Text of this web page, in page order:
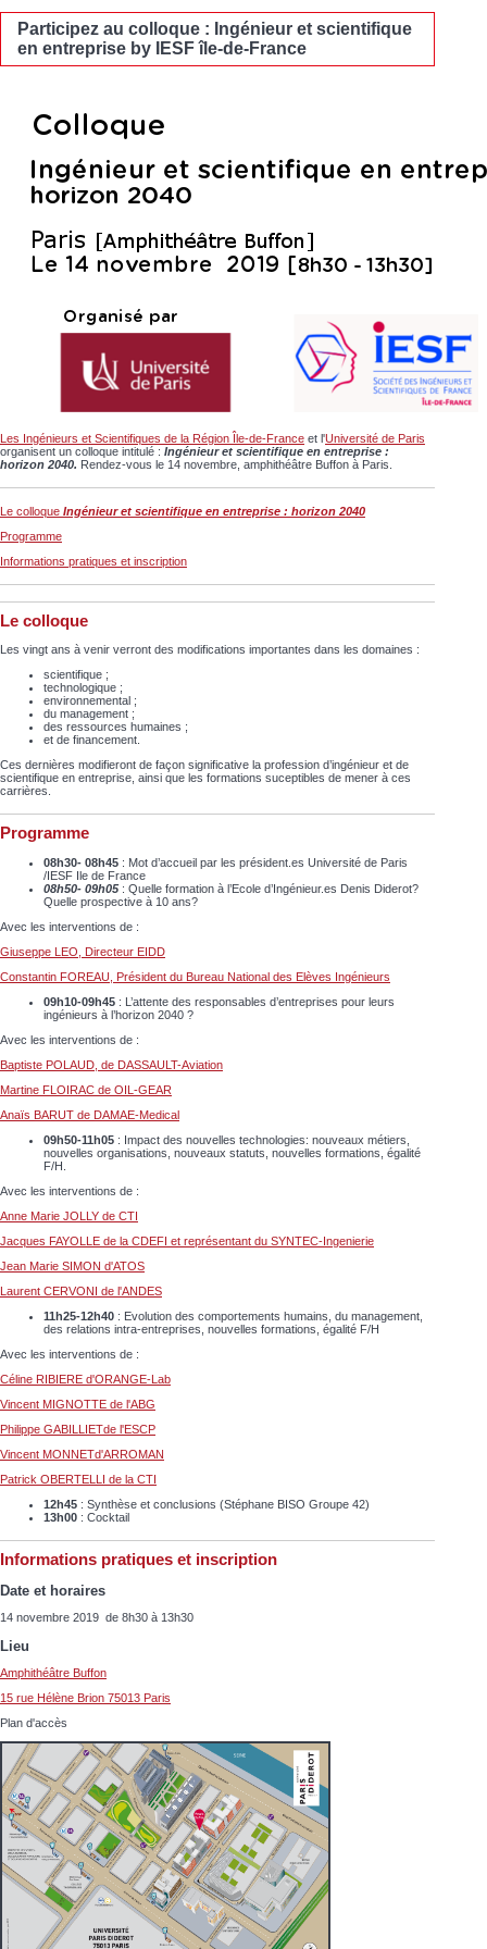
Participez au colloque : Ingénieur et scientifique
en entreprise by IESF île-de-France
Les Ingénieurs et Scientifiques de la Région Île-de-France et l'Université de Paris
organisent un colloque intitulé : Ingénieur et scientifique en entreprise :
horizon 2040. Rendez-vous le 14 novembre, amphithéâtre Buffon à Paris.
Le colloque Ingénieur et scientifique en entreprise : horizon 2040
Programme
Informations pratiques et inscription
Le colloque
Les vingt ans à venir verront des modifications importantes dans les domaines :
scientifique ;
technologique ;
environnemental ;
du management ;
des ressources humaines ;
et de financement.
Ces dernières modifieront de façon significative la profession d’ingénieur et de
scientifique en entreprise, ainsi que les formations suceptibles de mener à ces
carrières.
Programme
08h30- 08h45 : Mot d’accueil par les président.es Université de Paris
/IESF Ile de France
08h50- 09h05: Quelle formation à l’Ecole d’Ingénieur.es Denis Diderot?
Quelle prospective à 10 ans?
Avec les interventions de :
Giuseppe LEO, Directeur EIDD
Constantin FOREAU, Président du Bureau National des Elèves Ingénieurs
09h10-09h45 : L’attente des responsables d’entreprises pour leurs
ingénieurs à l’horizon 2040 ?
Avec les interventions de :
Baptiste POLAUD, de DASSAULT-Aviation
Martine FLOIRAC de OIL-GEAR
Anaïs BARUT de DAMAE-Medical
09h50-11h05 : Impact des nouvelles technologies: nouveaux métiers,
nouvelles organisations, nouveaux statuts, nouvelles formations, égalité
F/H.
Avec les interventions de :
Anne Marie JOLLY de CTI
Jacques FAYOLLE de la CDEFI et représentant du SYNTEC-Ingenierie
Jean Marie SIMON d'ATOS
Laurent CERVONI de l'ANDES
11h25-12h40 : Evolution des comportements humains, du management,
des relations intra-entreprises, nouvelles formations, égalité F/H
Avec les interventions de :
Céline RIBIERE d'ORANGE-Lab
Vincent MIGNOTTE de l'ABG
Philippe GABILLIETde l'ESCP
Vincent MONNETd'ARROMAN
Patrick OBERTELLI de la CTI
12h45 : Synthèse et conclusions (Stéphane BISO Groupe 42)
13h00 : Cocktail
Informations pratiques et inscription
Date et horaires
14 novembre 2019 de 8h30 à 13h30
Lieu
Amphithéâtre Buffon
15 rue Hélène Brion 75013 Paris
Plan d'accès